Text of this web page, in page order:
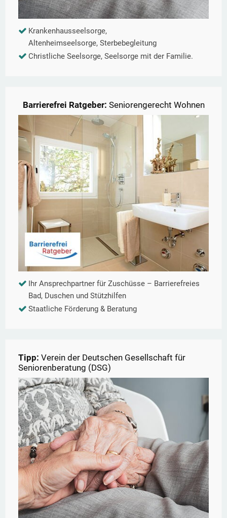
Krankenhausseelsorge,
Altenheimseelsorge, Sterbebegleitung
Christliche Seelsorge, Seelsorge mit der Familie.
Barrierefrei Ratgeber: Seniorengerecht Wohnen
Ihr Ansprechpartner für Zuschüsse – Barrierefreies
Bad, Duschen und Stützhilfen
Staatliche Förderung & Beratung
Tipp: Verein der Deutschen Gesellschaft für
Seniorenberatung (DSG)